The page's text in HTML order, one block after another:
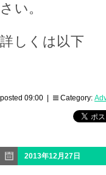
さい。
詳しくは以下
posted 09:00 | Category:
2013年12月27日